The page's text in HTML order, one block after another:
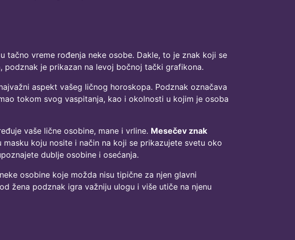
tačno vreme rođenja neke osobe. Dakle, to je znak koji se
je prikazan na levoj bočnoj tački grafikona.
aspekt vašeg ličnog horoskopa. Podznak označava
tokom svog vaspitanja, kao i okolnosti u kojim je osoba
vaše lične osobine, mane i vrline. Mesečev znak
koju nosite i način na koji se prikazujete svetu oko
dublje osobine i osećanja.
osobine koje možda nisu tipične za njen glavni
žena podznak igra važniju ulogu i više utiče na njenu